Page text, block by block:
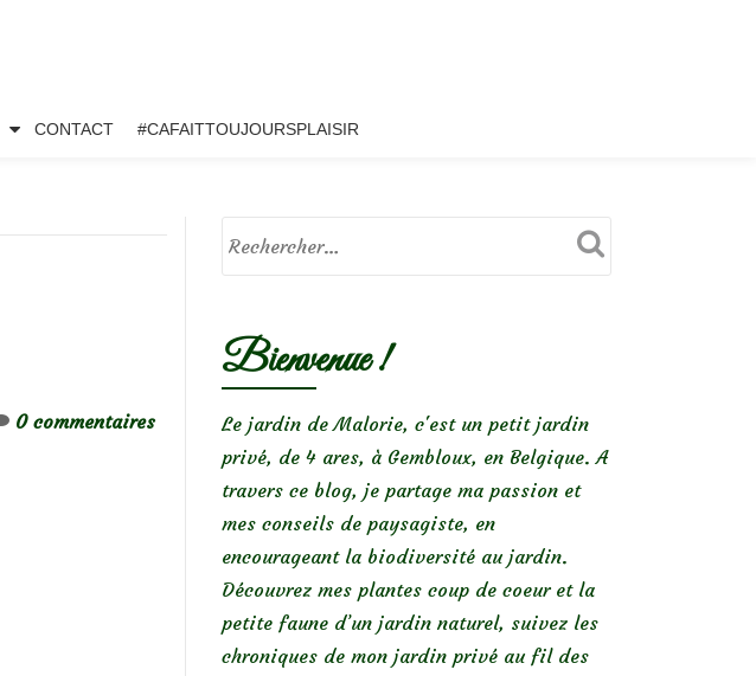
CONTACT #CAFAITTOUJOURSPLAISIR
0 commentaires
Bienvenue !
Le jardin de Malorie, c'est un petit jardin
privé, de 4 ares, à Gembloux, en Belgique. A
travers ce blog, je partage ma passion et
mes conseils de paysagiste, en
encourageant la biodiversité au jardin.
Découvrez mes plantes coup de coeur et la
petite faune d’un jardin naturel, suivez les
chroniques de mon jardin privé au fil des